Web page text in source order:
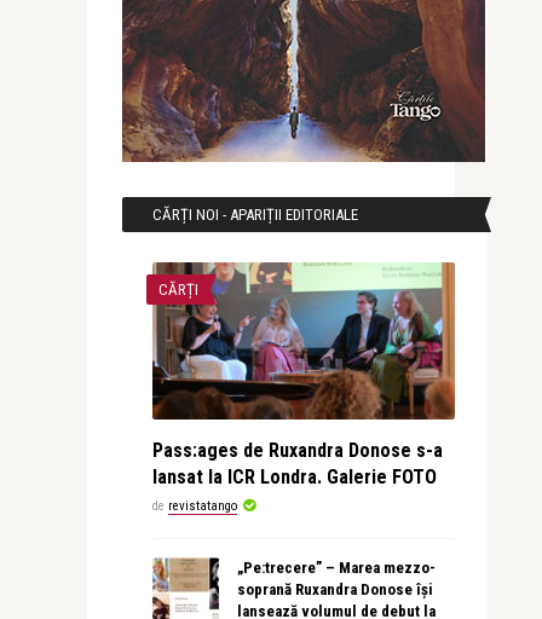
CĂRȚI NOI - APARIȚII EDITORIALE
CĂRȚI
Pass:ages de Ruxandra Donose s-a
lansat la ICR Londra. Galerie FOTO
de revistatango
„Pe:trecere” – Marea mezzo-
soprană Ruxandra Donose își
lansează volumul de debut la